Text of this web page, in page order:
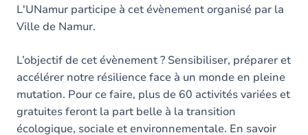
L'UNamur participe à cet évènement organisé par la
Ville de Namur.
L’objectif de cet évènement ? Sensibiliser, préparer et
accélérer notre résilience face à un monde en pleine
mutation. Pour ce faire, plus de 60 activités variées et
gratuites feront la part belle à la transition
écologique, sociale et environnementale. En savoir